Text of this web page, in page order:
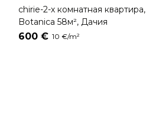
chirie-2-х комнатная квартира,
Botanica 58м², Дачия
600 € 10 €/m²